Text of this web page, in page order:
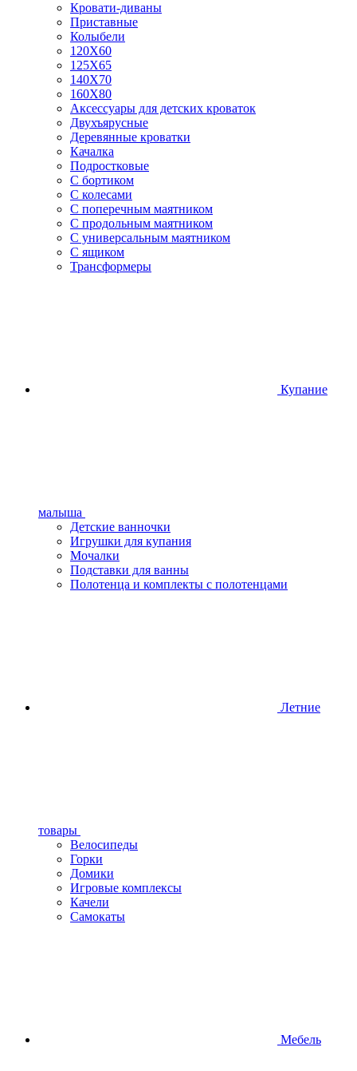
Кровати-диваны
Приставные
Колыбели
120Х60
125X65
140Х70
160Х80
Аксессуары для детских кроваток
Двухъярусные
Деревянные кроватки
Качалка
Подростковые
С бортиком
С колесами
С поперечным маятником
С продольным маятником
С универсальным маятником
С ящиком
Трансформеры
Купание
малыша
Детские ванночки
Игрушки для купания
Мочалки
Подставки для ванны
Полотенца и комплекты с полотенцами
Летние
товары
Велосипеды
Горки
Домики
Игровые комплексы
Качели
Самокаты
Мебель